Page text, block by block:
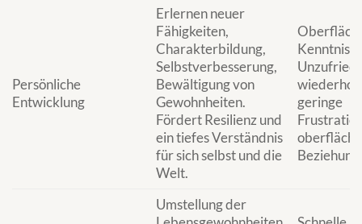
Persönliche
Entwicklung
Erlernen neuer
Fähigkeiten,
Charakterbildung,
Selbstverbesserung,
Bewältigung von
Gewohnheiten.
Fördert Resilienz und
ein tiefes Verständnis
für sich selbst und die
Welt.
geringe
Umstellung der